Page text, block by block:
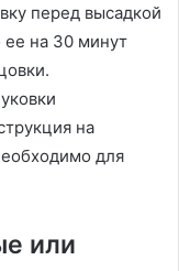
перед высадкой
ее на 30 минут
на
для
или